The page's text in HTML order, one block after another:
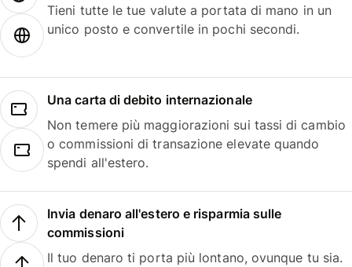
Tieni tutte le tue valute a portata di mano in un
unico posto e convertile in pochi secondi.
Una carta di debito internazionale
Non temere più maggiorazioni sui tassi di cambio
o commissioni di transazione elevate quando
spendi all'estero.
Invia denaro all'estero e risparmia sulle
commissioni
Il tuo denaro ti porta più lontano, ovunque tu sia.